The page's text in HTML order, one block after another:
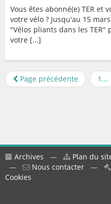
Vous êtes abonné(e) TER et
votre vélo ? Jusqu'au 15
"Vélos pliants dans les
votre [...]
Page précédente 1...
Archives — Plan du
—
Nous contacter —
Cookies